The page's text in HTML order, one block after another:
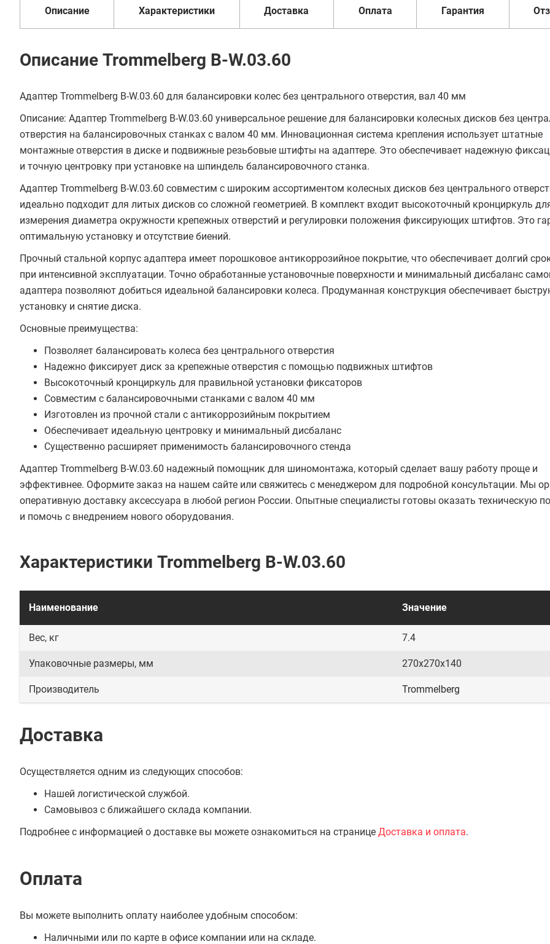
Описание Характеристики Доставка Оплата Гарантия
Описание Trommelberg B-W.03.60
Адаптер Trommelberg B-W.03.60 для балансировки колес без центрального отверстия, вал 40 мм
Описание: Адаптер Trommelberg B-W.03.60 универсальное решение для балансировки колесных дисков без
отверстия на балансировочных станках с валом 40 мм. Инновационная система крепления использует штатные
монтажные отверстия в диске и подвижные резьбовые штифты на адаптере. Это обеспечивает надежную
и точную центровку при установке на шпиндель балансировочного станка.
Адаптер Trommelberg B-W.03.60 совместим с широким ассортиментом колесных дисков без центрального
идеально подходит для литых дисков со сложной геометрией. В комплект входит высокоточный кронциркуль
измерения диаметра окружности крепежных отверстий и регулировки положения фиксирующих штифтов. Это
оптимальную установку и отсутствие биений.
Прочный стальной корпус адаптера имеет порошковое антикоррозийное покрытие, что обеспечивает долгий
при интенсивной эксплуатации. Точно обработанные установочные поверхности и минимальный дисбаланс
адаптера позволяют добиться идеальной балансировки колеса. Продуманная конструкция обеспечивает
установку и снятие диска.
Основные преимущества:
Позволяет балансировать колеса без центрального отверстия
Надежно фиксирует диск за крепежные отверстия с помощью подвижных штифтов
Высокоточный кронциркуль для правильной установки фиксаторов
Совместим с балансировочными станками с валом 40 мм
Изготовлен из прочной стали с антикоррозийным покрытием
Обеспечивает идеальную центровку и минимальный дисбаланс
Существенно расширяет применимость балансировочного стенда
Адаптер Trommelberg B-W.03.60 надежный помощник для шиномонтажа, который сделает вашу работу проще и
эффективнее. Оформите заказ на нашем сайте или свяжитесь с менеджером для подробной консультации. Мы
оперативную доставку аксессуара в любой регион России. Опытные специалисты готовы оказать техническую
и помочь с внедрением нового оборудования.
Характеристики Trommelberg B-W.03.60
Наименование Значение
Вес, кг 7.4
Упаковочные размеры, мм 270х270х140
Производитель Trommelberg
Доставка
Осуществляется одним из следующих способов:
Нашей логистической службой.
Самовывоз с ближайшего склада компании.
Подробнее с информацией о доставке вы можете ознакомиться на странице Доставка и оплата.
Оплата
Вы можете выполнить оплату наиболее удобным способом:
Наличными или по карте в офисе компании или на складе.